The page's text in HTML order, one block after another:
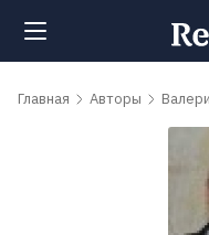
Поиск
Главная Авторы